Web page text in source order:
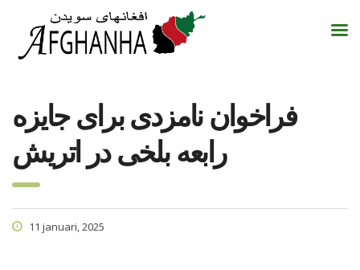
فراخوان نامزدی برای جایزه
رابعه بلخی در اتریش
11 januari, 2025